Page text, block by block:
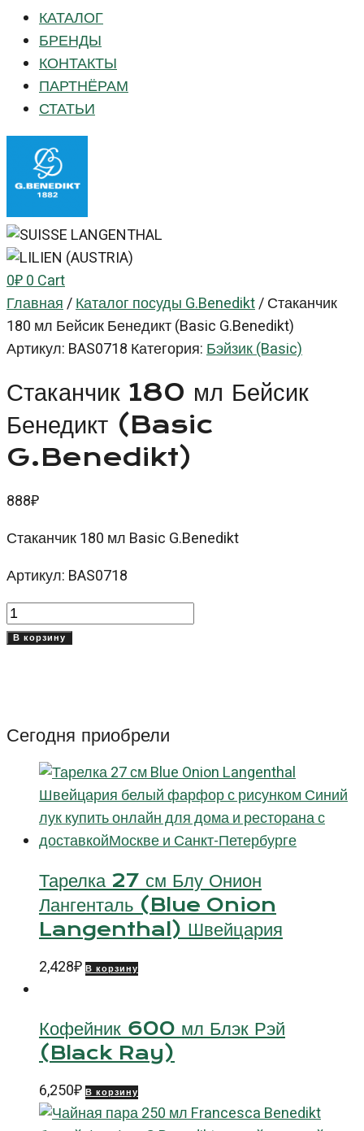
КАТАЛОГ
БРЕНДЫ
КОНТАКТЫ
ПАРТНЁРАМ
СТАТЬИ
0₽0Cart
Главная/Каталог посуды G.Benedikt/Стаканчик
180 мл Бейсик Бенедикт (Basic G.Benedikt)
Артикул: BAS0718 Категория:Бэйзик (Basic)
Стаканчик 180 мл Бейсик
Бенедикт (Basic
G.Benedikt)
888₽
Стаканчик 180 мл Basic G.Benedikt
Артикул: BAS0718
Количество
товара
Бейсик
Бенедикт
(Basic
G.Benedikt)
В корзину
Сегодня приобрели
Тарелка 27 см Блу Онион
Лангенталь (Blue Onion
Langenthal) Швейцария
2,428₽ В корзину
Кофейник 600 мл Блэк Рэй
(Black Ray)
6,250₽ В корзину